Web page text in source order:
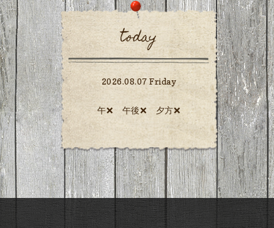
today
2026.08.07 Friday
午❌ 午後❌ 夕方❌️